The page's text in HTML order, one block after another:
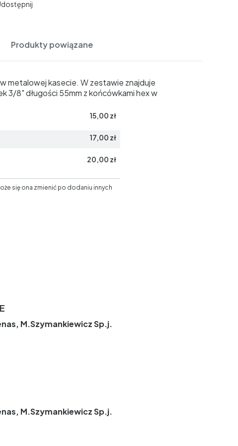
Produkty powiązane
metalowej kasecie. W zestawie znajduje
3/8" długości 55mm z końcówkami hex w
15,00 zł
17,00 zł
20,00 zł
się ona zmienić po dodaniu innych
M.Szymankiewicz Sp.j.
M.Szymankiewicz Sp.j.